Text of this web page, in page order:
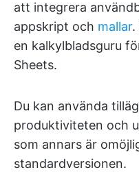
att integrera
appskript och mallar.
en kalkylbladsguru
Sheets.
Du kan använda
produktiviteten och
som annars är
standardversionen.